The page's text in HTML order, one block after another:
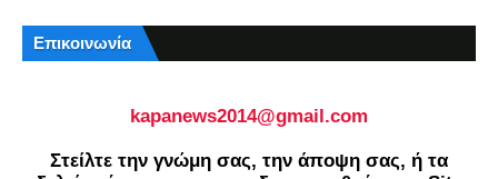
Επικοινωνία
kapanews2014@gmail.com
Στείλτε την γνώμη σας, την άποψη σας, ή τα